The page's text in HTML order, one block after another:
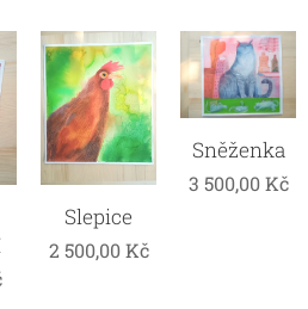
Slepice
2 500,00Kč
Sněženka
3 500,00Kč